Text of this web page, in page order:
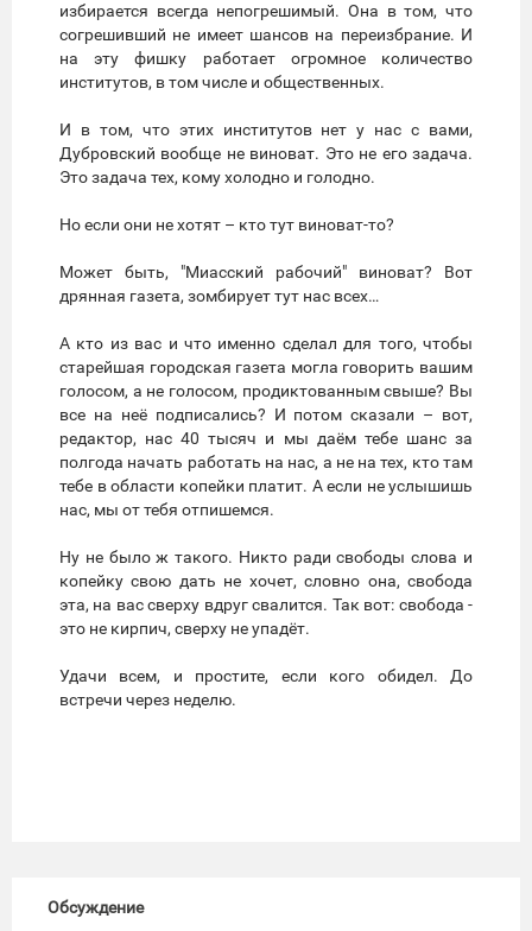
избирается всегда непогрешимый. Она в том, что
согрешивший не имеет шансов на переизбрание. И
на эту фишку работает огромное количество
институтов, в том числе и общественных.
И в том, что этих институтов нет у нас с вами,
Дубровский вообще не виноват. Это не его задача.
Это задача тех, кому холодно и голодно.
Но если они не хотят – кто тут виноват-то?
Может быть, "Миасский рабочий" виноват? Вот
дрянная газета, зомбирует тут нас всех…
А кто из вас и что именно сделал для того, чтобы
старейшая городская газета могла говорить вашим
голосом, а не голосом, продиктованным свыше? Вы
все на неё подписались? И потом сказали – вот,
редактор, нас 40 тысяч и мы даём тебе шанс за
полгода начать работать на нас, а не на тех, кто там
тебе в области копейки платит. А если не услышишь
нас, мы от тебя отпишемся.
Ну не было ж такого. Никто ради свободы слова и
копейку свою дать не хочет, словно она, свобода
эта, на вас сверху вдруг свалится. Так вот: свобода -
это не кирпич, сверху не упадёт.
Удачи всем, и простите, если кого обидел. До
встречи через неделю.
Обсуждение